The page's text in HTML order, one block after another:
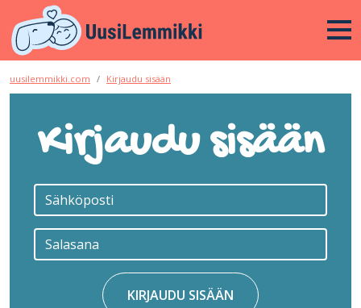
uusilemmikki.com Kirjaudu sisään
Kirjaudu sisään
KIRJAUDU SISÄÄN